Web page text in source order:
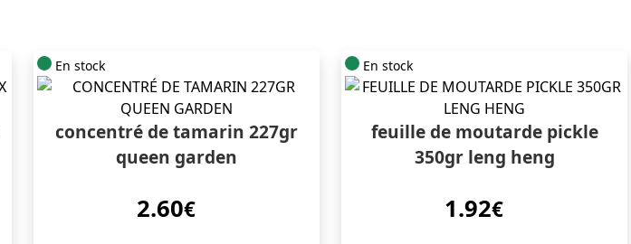
En stock
concentré de tamarin 227gr
queen garden
2.60€
En stock
feuille de moutarde pickle
350gr leng heng
1.92€